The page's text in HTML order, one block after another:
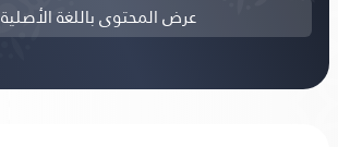
عرض المحتوى باللغة الأصلية